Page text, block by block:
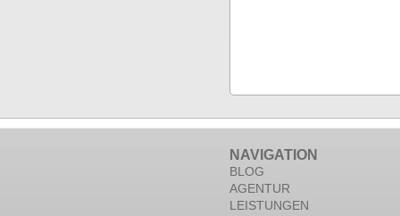
NAVIGATION
BLOG
AGENTUR
LEISTUNGEN